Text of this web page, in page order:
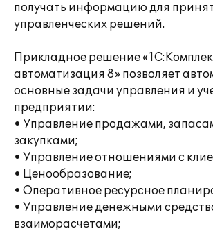
получать информацию для
управленческих решений.
Прикладное решение
автоматизация 8» позволяет
основные задачи управления и
предприятии:
• Управление продажами,
закупками;
• Управление отношениями с
• Ценообразование;
• Оперативное ресурсное
• Управление денежными
взаиморасчетами;